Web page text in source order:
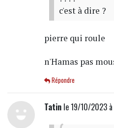
c'est à dire ?
pierre qui roule
n'Hamas pas
Répondre
Tatinle 19/10/2023 à